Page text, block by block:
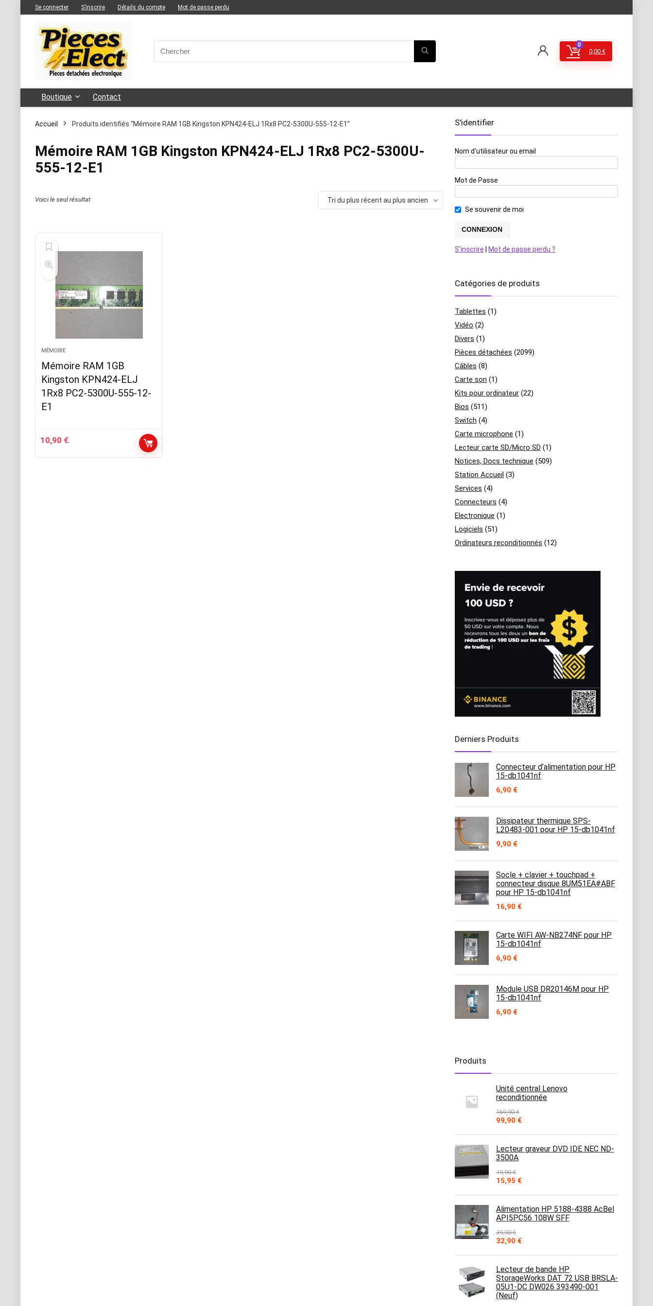
Se connecter S’inscrire Détails du compte Mot de passe perdu
0
0,00 €
Boutique Contact
Accueil Produits identifiés “Mémoire RAM 1GB Kingston KPN424-ELJ 1Rx8 PC2-5300U-555-12-E1”
Mémoire RAM 1GB Kingston KPN424-ELJ 1Rx8 PC2-5300U-
555-12-E1
Voici le seul résultat Tri du plus récent au plus ancien
MÉMOIRE
Mémoire RAM 1GB
Kingston KPN424-ELJ
1Rx8 PC2-5300U-555-12-
E1
10,90 €
S'identifier
Nom d'utilisateur ou email
Mot de Passe
Se souvenir de moi
S'inscrire Mot de passe perdu ?
Catégories de produits
Tablettes (1)
Vidéo (2)
Divers (1)
Pièces détachées (2099)
Câbles (8)
Carte son (1)
Kits pour ordinateur (22)
Bios (511)
Switch (4)
Carte microphone (1)
Lecteur carte SD/Micro SD (1)
Notices, Docs technique (509)
Station Accueil (3)
Services (4)
Connecteurs (4)
Electronique (1)
Logiciels (51)
Ordinateurs reconditionnés (12)
Derniers Produits
Connecteur d’alimentation pour HP
15-db1041nf
6,90 €
Dissipateur thermique SPS-
L20483-001 pour HP 15-db1041nf
9,90 €
Socle + clavier + touchpad +
connecteur disque 8UM51EA#ABF
pour HP 15-db1041nf
16,90 €
Carte WIFI AW-NB274NF pour HP
15-db1041nf
6,90 €
Module USB DR20146M pour HP
15-db1041nf
6,90 €
Produits
Unité central Lenovo
reconditionnée
169,90€
Le
initial
était :
169,90 €.
99,90 €Le
actuel
est :
99,90 €.
Lecteur graveur DVD IDE NEC ND-
3500A
19,90€
Le
initial
était :
19,90 €.
15,95 €Le
actuel
est :
15,95 €.
Alimentation HP 5188-4388 AcBel
API5PC56 108W SFF
39,90€
Le
initial
était :
39,90 €.
32,90 €Le
actuel
est :
32,90 €.
Lecteur de bande HP
StorageWorks DAT 72 USB BRSLA-
05U1-DC DW026 393490-001
(Neuf)